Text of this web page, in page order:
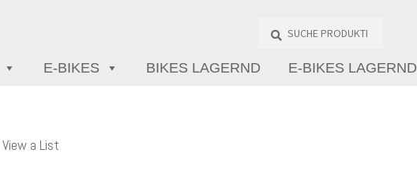
Produkte
E-BIKES BIKES LAGERND E-BIKES LAGERND
View a List